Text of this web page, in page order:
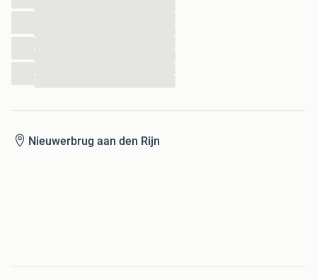
Nieuwerbrug aan den Rijn